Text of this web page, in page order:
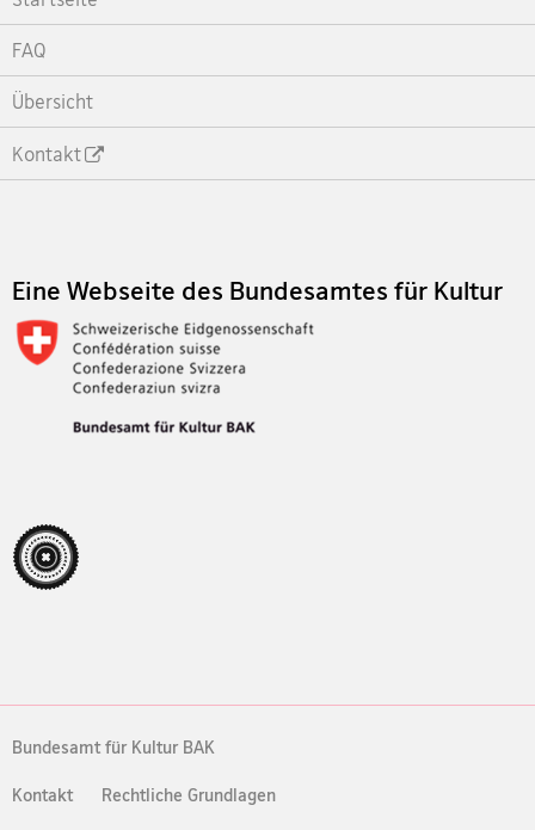
FAQ
Übersicht
Kontakt
Eine Webseite des Bundesamtes für Kultur
Bundesamt für Kultur BAK
Kontakt Rechtliche Grundlagen